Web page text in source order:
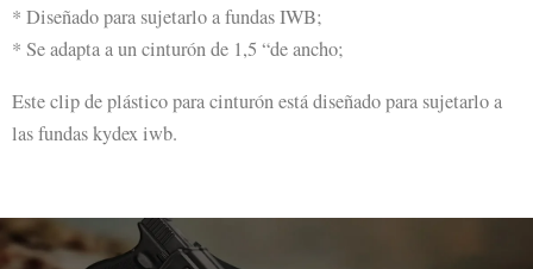
* Diseñado para sujetarlo a fundas IWB;
* Se adapta a un cinturón de 1,5 “de ancho;
Este clip de plástico para cinturón está diseñado para sujetarlo a
las fundas kydex iwb.